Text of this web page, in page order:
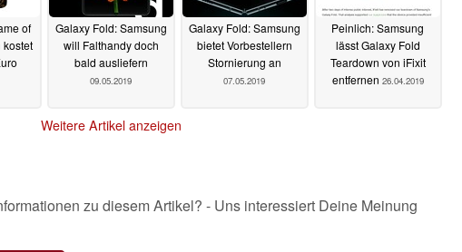
of
Galaxy Fold: Samsung
will Falthandy doch
bald ausliefern
09.05.2019
Galaxy Fold: Samsung
bietet Vorbestellern
Stornierung an
07.05.2019
Peinlich: Samsung
lässt Galaxy Fold
Teardown von iFixit
entfernen 26.04.2019
Weitere Artikel anzeigen
zu diesem Artikel? - Uns interessiert Deine Meinung